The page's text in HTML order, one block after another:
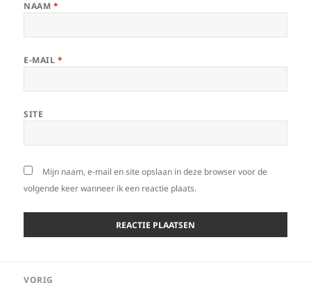
NAAM *
E-MAIL *
SITE
Mijn naam, e-mail en site opslaan in deze browser voor de
volgende keer wanneer ik een reactie plaats.
VORIG